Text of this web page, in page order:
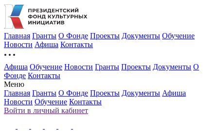
Главная Гранты О Фонде Проекты Документы Обучение
Новости Афиша Контакты
Афиша Обучение Новости Гранты Проекты Документы О
Фонде Контакты
Меню
Главная Гранты О Фонде Проекты Документы Афиша
Новости Обучение Контакты
Войти в личный кабинет